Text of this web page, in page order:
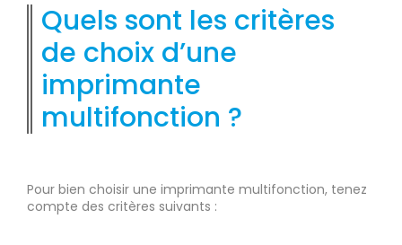
Quels sont les critères
de choix d’une
imprimante
multifonction ?
Pour bien choisir une imprimante multifonction, tenez
compte des critères suivants :